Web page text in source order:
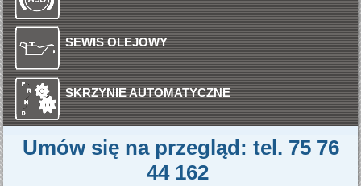
SEWIS OLEJOWY
SKRZYNIE AUTOMATYCZNE
Umów się na przegląd: tel. 75 76
44 162